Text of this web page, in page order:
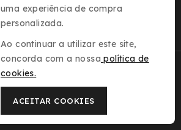
© 2026 Sovernizes
uma experiência de compra
personalizada.
Ao continuar a utilizar este site,
concorda com a nossa política de
cookies.
ACEITAR COOKIES